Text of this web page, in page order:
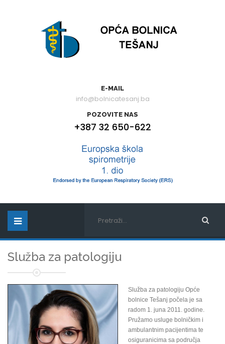
E-MAIL
info@bolnicatesanj.ba
POZOVITE NAS
+387 32 650-622
Služba za patologiju
Služba za patologiju Opće
bolnice Tešanj počela je sa
radom 1. juna 2011. godine.
Pružamo usluge bolničkim i
ambulantnim pacijentima te
osiguranicima sa područja